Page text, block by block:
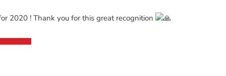
2020 ! Thank you for this great recognition